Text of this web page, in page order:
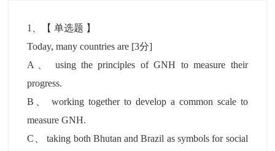
1 、【单选题 】
Today, many countries are [3分]
A
using the principles of GNH to measure their
progress.
B 、working together to develop a common scale to
measure GNH.
C 、taking both Bhutan and Brazil as symbols for social